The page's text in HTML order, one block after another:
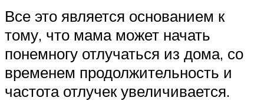
Все это является основанием к
тому, что мама может начать
понемногу отлучаться из дома, со
временем продолжительность и
частота отлучек увеличивается.